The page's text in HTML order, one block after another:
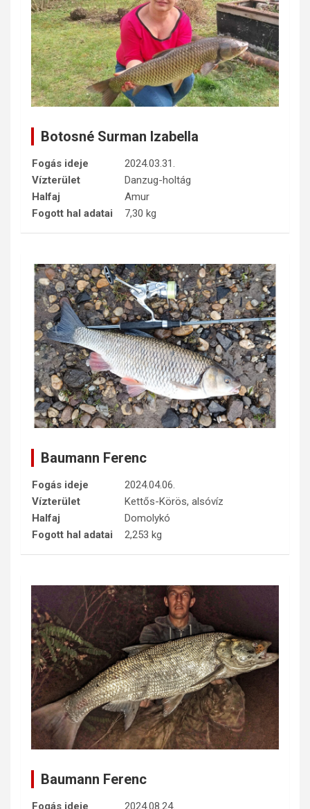
Botosné Surman Izabella
Fogás ideje
2024.03.31.
Vízterület
Danzug-holtág
Halfaj
Amur
Fogott hal adatai
7,30 kg
Baumann Ferenc
Fogás ideje
2024.04.06.
Vízterület
Kettős-Körös, alsóvíz
Halfaj
Domolykó
Fogott hal adatai
2,253 kg
Baumann Ferenc
Fogás ideje
2024.08.24.